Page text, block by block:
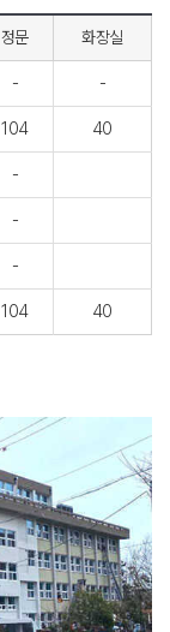
정문 화장실
- -
104 40
-
-
-
104 40